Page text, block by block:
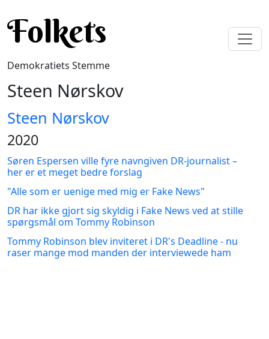
Folkets
Demokratiets Stemme
Steen Nørskov
Steen Nørskov
2020
Søren Espersen ville fyre navngiven DR-journalist –
her er et meget bedre forslag
"Alle som er uenige med mig er Fake News"
DR har ikke gjort sig skyldig i Fake News ved at stille
spørgsmål om Tommy Robinson
Tommy Robinson blev inviteret i DR's Deadline - nu
raser mange mod manden der interviewede ham